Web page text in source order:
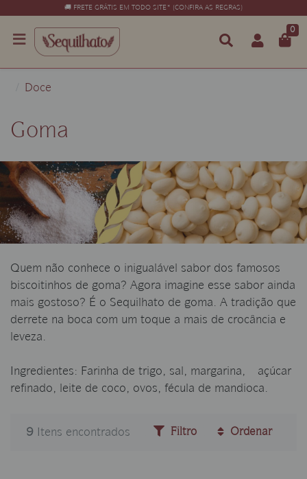
🚚 FRETE GRÁTIS EM TODO SITE* (CONFIRA AS REGRAS)
0
Doce
Goma
Quem não conhece o inigualável sabor dos famosos
biscoitinhos de goma? Agora imagine esse sabor ainda
mais gostoso? É o Sequilhato de goma. A tradição que
derrete na boca com um toque a mais de crocância e
leveza.
Ingredientes: Farinha de trigo, sal, margarina, açúcar
refinado, leite de coco, ovos, fécula de mandioca.
9 Itens encontrados Filtro Ordenar